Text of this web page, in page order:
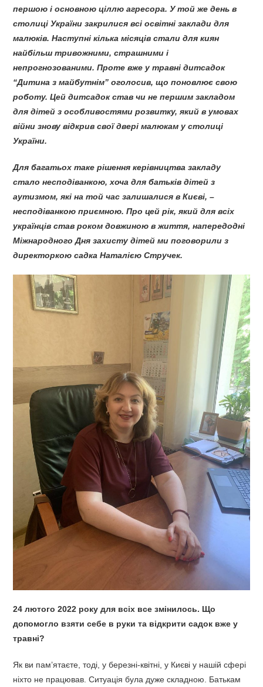
першою і основною ціллю агресора. У той же день в
столиці України закрилися всі освітні заклади для
малюків. Наступні кілька місяців стали для киян
найбільш тривожними, страшними і
непрогнозованими. Проте вже у травні дитсадок
“Дитина з майбутнім” оголосив, що поновлює свою
роботу. Цей дитсадок став чи не першим закладом
для дітей з особливостями розвитку, який в умовах
війни знову відкрив свої двері малюкам у столиці
України.
Для багатьох таке рішення керівництва закладу
стало несподіванкою, хоча для батьків дітей з
аутизмом, які на той час залишалися в Києві, –
несподіванкою приємною. Про цей рік, який для всіх
українців став роком довжиною в життя, напередодні
Міжнародного Дня захисту дітей ми поговорили з
директоркою садка Наталією Стручек.
24 лютого 2022 року для всіх все змінилось. Що
допомогло взяти себе в руки та відкрити садок вже у
травні?
Як ви пам’ятаєте, тоді, у березні-квітні, у Києві у нашій сфері
ніхто не працював. Ситуація була дуже складною. Батькам